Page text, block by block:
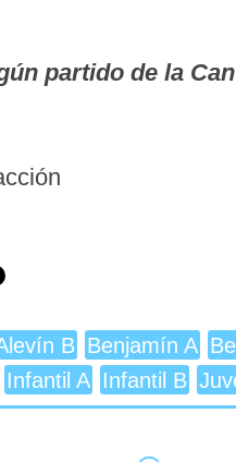
partido de la
B Benjamín A
Infantil A Infantil B